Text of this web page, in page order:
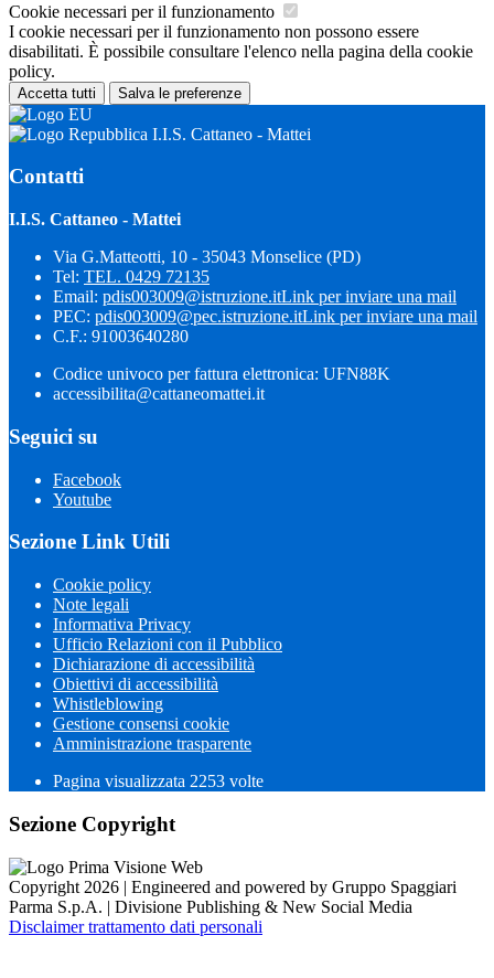
Cookie necessari per il funzionamento
I cookie necessari per il funzionamento non possono essere
disabilitati. È possibile consultare l'elenco nella pagina della cookie
policy.
Accetta tutti Salva le preferenze
I.I.S. Cattaneo - Mattei
Contatti
I.I.S. Cattaneo - Mattei
Via G.Matteotti, 10 - 35043 Monselice (PD)
Tel: TEL. 0429 72135
Email: pdis003009@istruzione.itLink per inviare una mail
PEC: pdis003009@pec.istruzione.itLink per inviare una mail
C.F.: 91003640280
Codice univoco per fattura elettronica: UFN88K
accessibilita@cattaneomattei.it
Seguici su
Facebook
Youtube
Sezione Link Utili
Cookie policy
Note legali
Informativa Privacy
Ufficio Relazioni con il Pubblico
Dichiarazione di accessibilità
Obiettivi di accessibilità
Whistleblowing
Gestione consensi cookie
Amministrazione trasparente
Pagina visualizzata 2253 volte
Sezione Copyright
Copyright 2026 | Engineered and powered by Gruppo Spaggiari
Parma S.p.A. | Divisione Publishing & New Social Media
Disclaimer trattamento dati personali